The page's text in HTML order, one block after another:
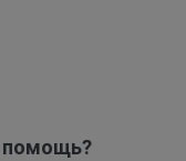
помощь?